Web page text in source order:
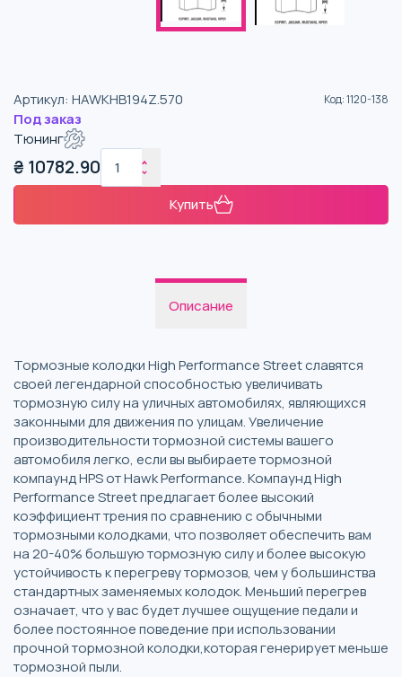
Артикул: HAWKHB194Z.570 Код:1120-138
Под заказ
Тюнинг
₴ 10782.90
Купить
Описание
Тормозные колодки High Performance Street славятся
своей легендарной способностью увеличивать
тормозную силу на уличных автомобилях, являющихся
законными для движения по улицам. Увеличение
производительности тормозной системы вашего
автомобиля легко, если вы выбираете тормозной
компаунд HPS от Hawk Performance. Компаунд High
Performance Street предлагает более высокий
коэффициент трения по сравнению с обычными
тормозными колодками, что позволяет обеспечить вам
на 20-40% большую тормозную силу и более высокую
устойчивость к перегреву тормозов, чем у большинства
стандартных заменяемых колодок. Меньший перегрев
означает, что у вас будет лучшее ощущение педали и
более постоянное поведение при использовании
прочной тормозной колодки,которая генерирует меньше
тормозной пыли.